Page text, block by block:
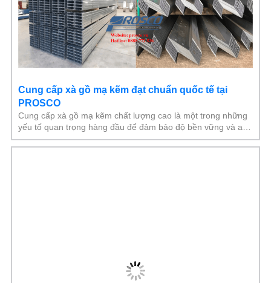
Cung cấp xà gồ mạ kẽm đạt chuẩn quốc tế tại
PROSCO
Cung cấp xà gồ mạ kẽm chất lượng cao là một trong những
yếu tố quan trọng hàng đầu để đảm bảo độ bền vững và an
toàn cho mọi